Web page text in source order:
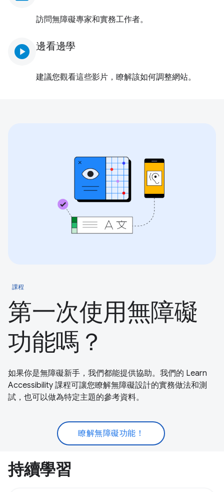
訪問無障礙專家和實務工作者。
play_circle 邊看邊學
建議您觀看這些影片，瞭解該如何調整網站。
課程
第一次使用無障礙
功能嗎？
如果你是無障礙新手，我們都能提供協助。我們的 Learn
Accessibility 課程可讓您瞭解無障礙設計的實務做法和測
試，也可以做為特定主題的參考資料。
瞭解無障礙功能！
持續學習